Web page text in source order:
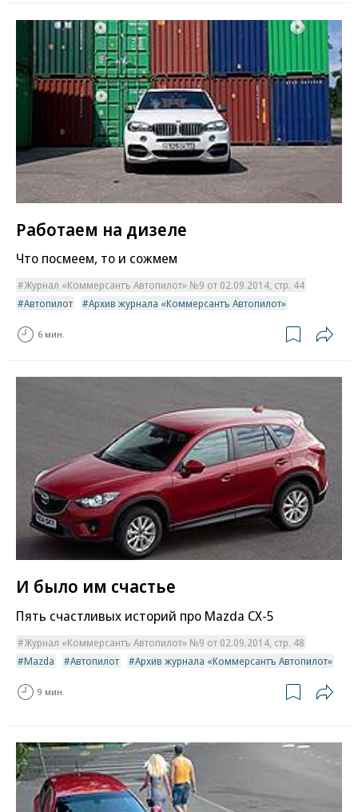
Работаем на дизеле
Что посмеем, то и сожмем
Журнал «Коммерсантъ Автопилот» №9 от 02.09.2014, стр. 44
Автопилот
Архив журнала «Коммерсантъ Автопилот»
6 мин.
И было им счастье
Пять счастливых историй про Mazda CX-5
Журнал «Коммерсантъ Автопилот» №9 от 02.09.2014, стр. 48
Mazda
Автопилот Архив журнала «Коммерсантъ Автопилот»
9 мин.